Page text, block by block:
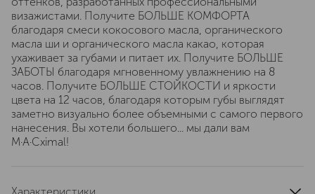
визажистами. Получите БОЛЬШЕ КОМФОРТА
благодаря смеси кокосового масла, органического
масла ши и органического масла какао, которая
ухаживает за губами и питает их. Получите БОЛЬШЕ
ЗАБОТЫ благодаря мгновенному увлажнению на 8
часов. Получите БОЛЬШЕ СТОЙКОСТИ и яркости
цвета на 12 часов, благодаря которым губы выглядят
заметно визуально более объемными с самого первого
нанесения. Вы хотели большего... мы дали вам
M·A·Cximal!